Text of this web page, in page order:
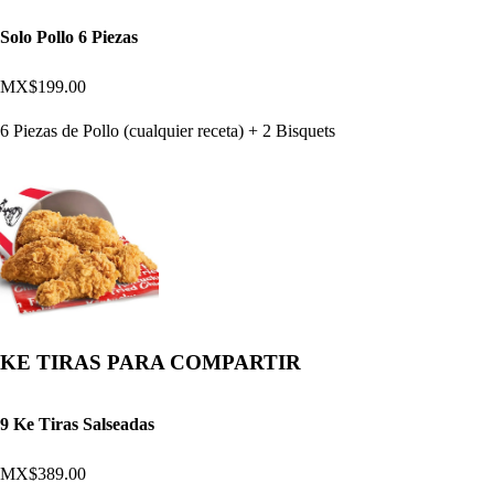
Solo Pollo 6 Piezas
MX$199.00
6 Piezas de Pollo (cualquier receta) + 2 Bisquets
KE TIRAS PARA COMPARTIR
9 Ke Tiras Salseadas
MX$389.00